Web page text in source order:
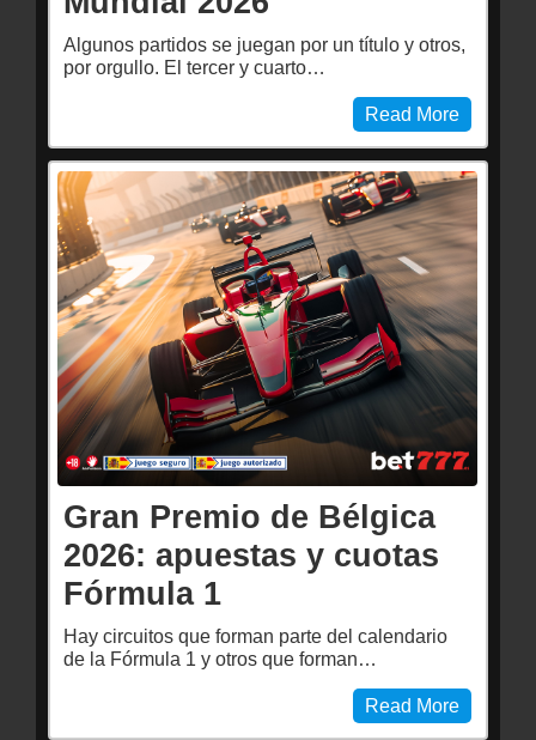
Algunos partidos se juegan por un título y otros,
por orgullo. El tercer y cuarto…
Read More
Gran Premio de Bélgica
2026: apuestas y cuotas
Fórmula 1
Hay circuitos que forman parte del calendario
de la Fórmula 1 y otros que forman…
Read More